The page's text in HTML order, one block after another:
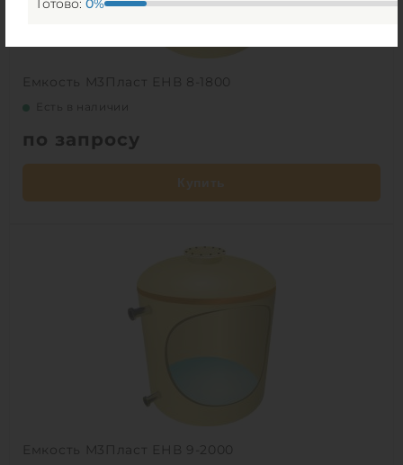
Емкость М3Пласт ЕНВ 8-1800
Есть в наличии
по запросу
Емкость М3Пласт ЕНВ 9-2000